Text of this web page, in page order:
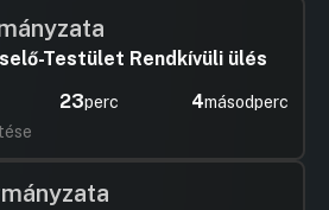
912014. (II. 18.)
módosítására
Ugrás a napirendi pontra
Főváros XIV.
bérletének
44/2015. (X 21.)
Testület Rendkívüli ülés
23perc 4másodperc